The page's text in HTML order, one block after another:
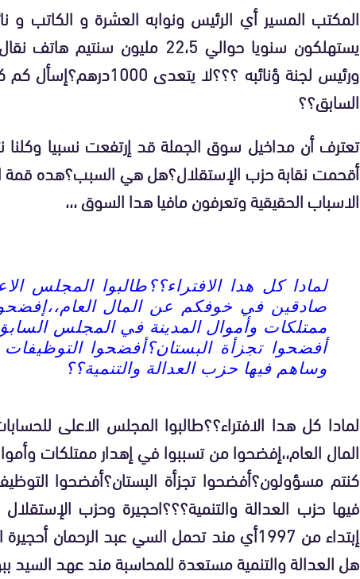
المكتب المسير أي الرئيس ونوابه العشرة و الكاتب و
يستهلكون سنويا حوالي 22،5
ورئيس لجنة ؤنائبه ؟؟؟لا
السابق؟؟
تعترف أن مداخيل سوق الجملة قد إرتفعت نسبيا وكلنا
أقحمت نقابة حزب الإستقلال؟هل هي السبب؟هده قمة
الاسباب الحقيقية وتعرفون مافيا هدا السوق ،،،
لمادا كل هدا الافتراء؟؟طالبوا المجلس
صادقين في خوفكم عن المال
ممتلكات وأموال المدينة في المجلس
أفضحوا تجزأة البستان؟أفضحوا
وساهم فيها حزب العدالة والتنمية؟؟
لمادا كل هدا الافتراء؟؟طالبوا المجلس الاعلى
المال العام،،إفضحوا من تسببوا في إهدار ممتلكات
كنتم مسؤولون؟أفضحوا تجزأة البستان؟أفضحوا
فيها حزب العدالة والتنمية؟؟؟احجيرة وحزب
إبتداء من 1997أي مند تحمل السي عبد الرحمان
هل العدالة والتنمية مستعدة للمحاسبة مند عهد السيد